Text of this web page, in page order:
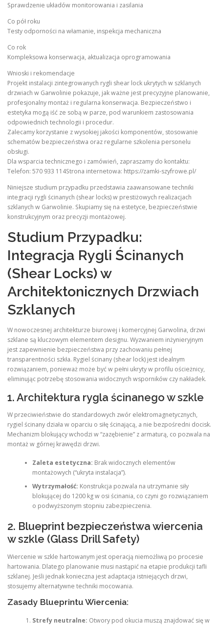
Sprawdzenie układów monitorowania i zasilania
Co pół roku
Testy odporności na włamanie, inspekcja mechaniczna
Co rok
Kompleksowa konserwacja, aktualizacja oprogramowania
Wnioski i rekomendacje
Projekt instalacji zintegrowanych rygli shear lock ukrytych w szklanych
drzwiach w Garwolinie pokazuje, jak ważne jest precyzyjne planowanie,
profesjonalny montaż i regularna konserwacja. Bezpieczeństwo i
estetyka mogą iść ze sobą w parze, pod warunkiem zastosowania
odpowiednich technologii i procedur.
Zalecamy korzystanie z wysokiej jakości komponentów, stosowanie
schematów bezpieczeństwa oraz regularne szkolenia personelu
obsługi.
Dla wsparcia technicznego i zamówień, zapraszamy do kontaktu:
Telefon: 570 933 114Strona internetowa: https://zamki-szyfrowe.pl/
Niniejsze studium przypadku przedstawia zaawansowane techniki
integracji rygli ścinanych (shear locks) w prestiżowych realizacjach
szklanych w Garwolinie. Skupiamy się na estetyce, bezpieczeństwie
konstrukcyjnym oraz precyzji montażowej.
Studium Przypadku:
Integracja Rygli Ścinanych
(Shear Locks) w
Architektonicznych Drzwiach
Szklanych
W nowoczesnej architekturze biurowej i komercyjnej Garwolina, drzwi
szklane są kluczowym elementem designu. Wyzwaniem inżynieryjnym
jest zapewnienie bezpieczeństwa przy zachowaniu pełnej
transparentności szkła. Rygiel ścinany (shear lock) jest idealnym
rozwiązaniem, ponieważ może być w pełni ukryty w profilu ościeżnicy,
eliminując potrzebę stosowania widocznych wsporników czy nakładek.
1. Architektura rygla ścinanego w szkle
W przeciwieństwie do standardowych zwór elektromagnetycznych,
rygiel ścinany działa w oparciu o siłę ścinającą, a nie bezpośredni docisk.
Mechanizm blokujący wchodzi w “zazębienie” z armaturą, co pozwala na
montaż w górnej krawędzi drzwi.
Zaleta estetyczna: Brak widocznych elementów
montażowych (“ukryta instalacja”).
Wytrzymałość: Konstrukcja pozwala na utrzymanie siły
blokującej do 1200 kg w osi ścinania, co czyni go rozwiązaniem
o podwyższonym stopniu zabezpieczenia.
2. Blueprint bezpieczeństwa wiercenia
w szkle (Glass Drill Safety)
Wiercenie w szkle hartowanym jest operacją niemożliwą po procesie
hartowania. Dlatego planowanie musi nastąpić na etapie produkcji tafli
szklanej. Jeśli jednak konieczna jest adaptacja istniejących drzwi,
stosujemy alternatywne techniki mocowania.
Zasady Blueprintu Wiercenia:
Strefy neutralne: Otwory pod okucia muszą znajdować się w